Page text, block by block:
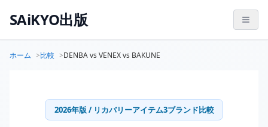
SAiKYO出版
ホーム 比較 DENBA vs VENEX vs BAKUNE
2026年版 / リカバリーアイテム3ブランド比較